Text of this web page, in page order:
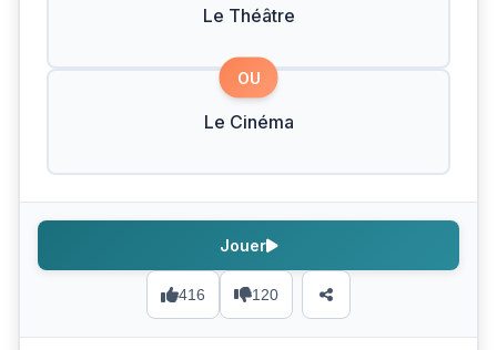
Le Théâtre
OU
Le Cinéma
416 120
Jouer